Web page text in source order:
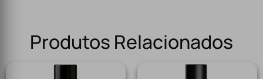
Produtos Relacionados